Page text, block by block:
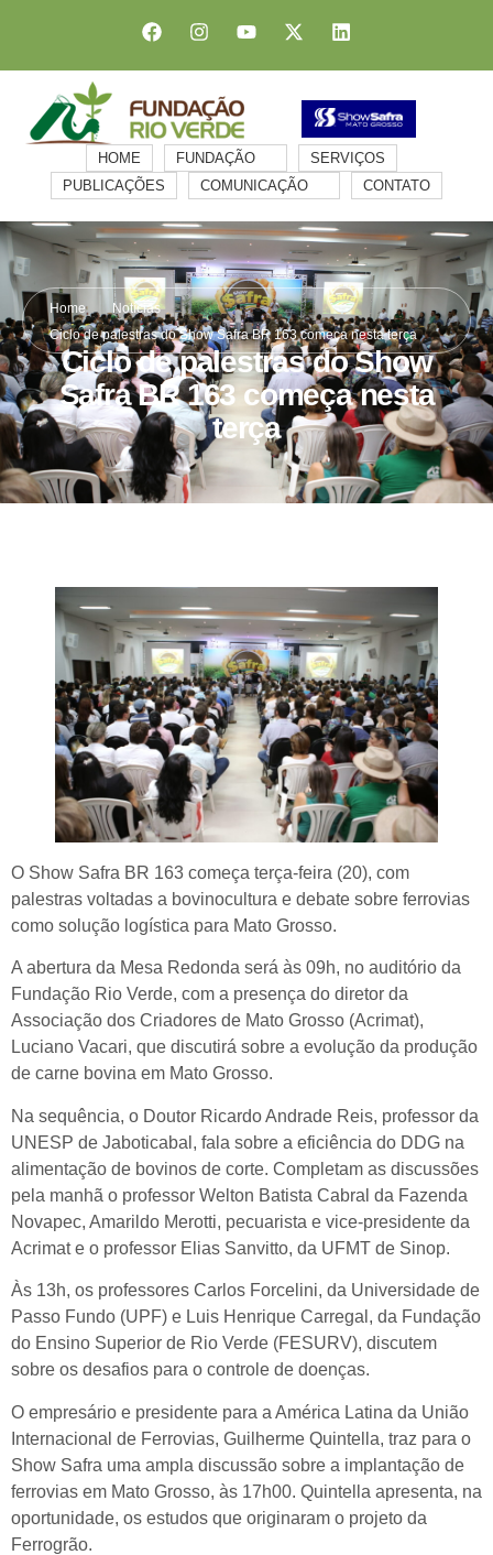
HOME FUNDAÇÃO
SERVIÇOS
PUBLICAÇÕES
COMUNICAÇÃO CONTATO
Home
Notícias
Ciclo de palestras do Show Safra BR 163 começa nesta terça
Ciclo de palestras do Show
Safra BR 163 começa nesta
terça
O Show Safra BR 163 começa terça-feira (20), com
palestras voltadas a bovinocultura e debate sobre ferrovias
como solução logística para Mato Grosso.
A abertura da Mesa Redonda será às 09h, no auditório da
Fundação Rio Verde, com a presença do diretor da
Associação dos Criadores de Mato Grosso (Acrimat),
Luciano Vacari, que discutirá sobre a evolução da produção
de carne bovina em Mato Grosso.
Na sequência, o Doutor Ricardo Andrade Reis, professor da
UNESP de Jaboticabal, fala sobre a eficiência do DDG na
alimentação de bovinos de corte. Completam as discussões
pela manhã o professor Welton Batista Cabral da Fazenda
Novapec, Amarildo Merotti, pecuarista e vice-presidente da
Acrimat e o professor Elias Sanvitto, da UFMT de Sinop.
Às 13h, os professores Carlos Forcelini, da Universidade de
Passo Fundo (UPF) e Luis Henrique Carregal, da Fundação
do Ensino Superior de Rio Verde (FESURV), discutem
sobre os desafios para o controle de doenças.
O empresário e presidente para a América Latina da União
Internacional de Ferrovias, Guilherme Quintella, traz para o
Show Safra uma ampla discussão sobre a implantação de
ferrovias em Mato Grosso, às 17h00. Quintella apresenta, na
oportunidade, os estudos que originaram o projeto da
Ferrogrão.